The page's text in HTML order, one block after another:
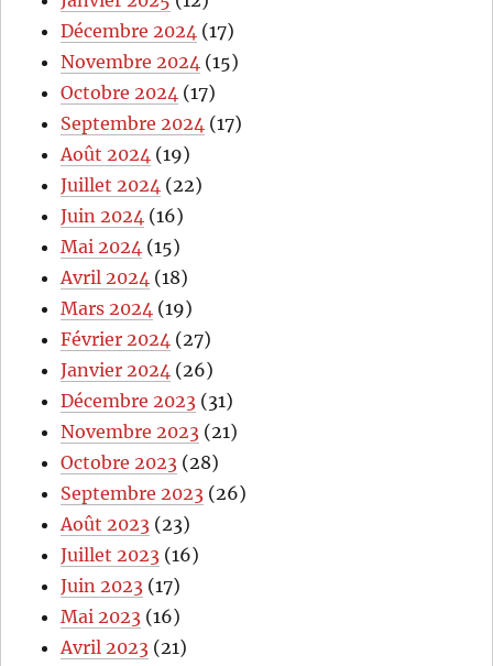
Décembre 2024 (17)
Novembre 2024 (15)
Octobre 2024 (17)
Septembre 2024 (17)
Août 2024 (19)
Juillet 2024 (22)
Juin 2024 (16)
Mai 2024 (15)
Avril 2024 (18)
Mars 2024 (19)
Février 2024 (27)
Janvier 2024 (26)
Décembre 2023 (31)
Novembre 2023 (21)
Octobre 2023 (28)
Septembre 2023 (26)
Août 2023 (23)
Juillet 2023 (16)
Juin 2023 (17)
Mai 2023 (16)
Avril 2023 (21)